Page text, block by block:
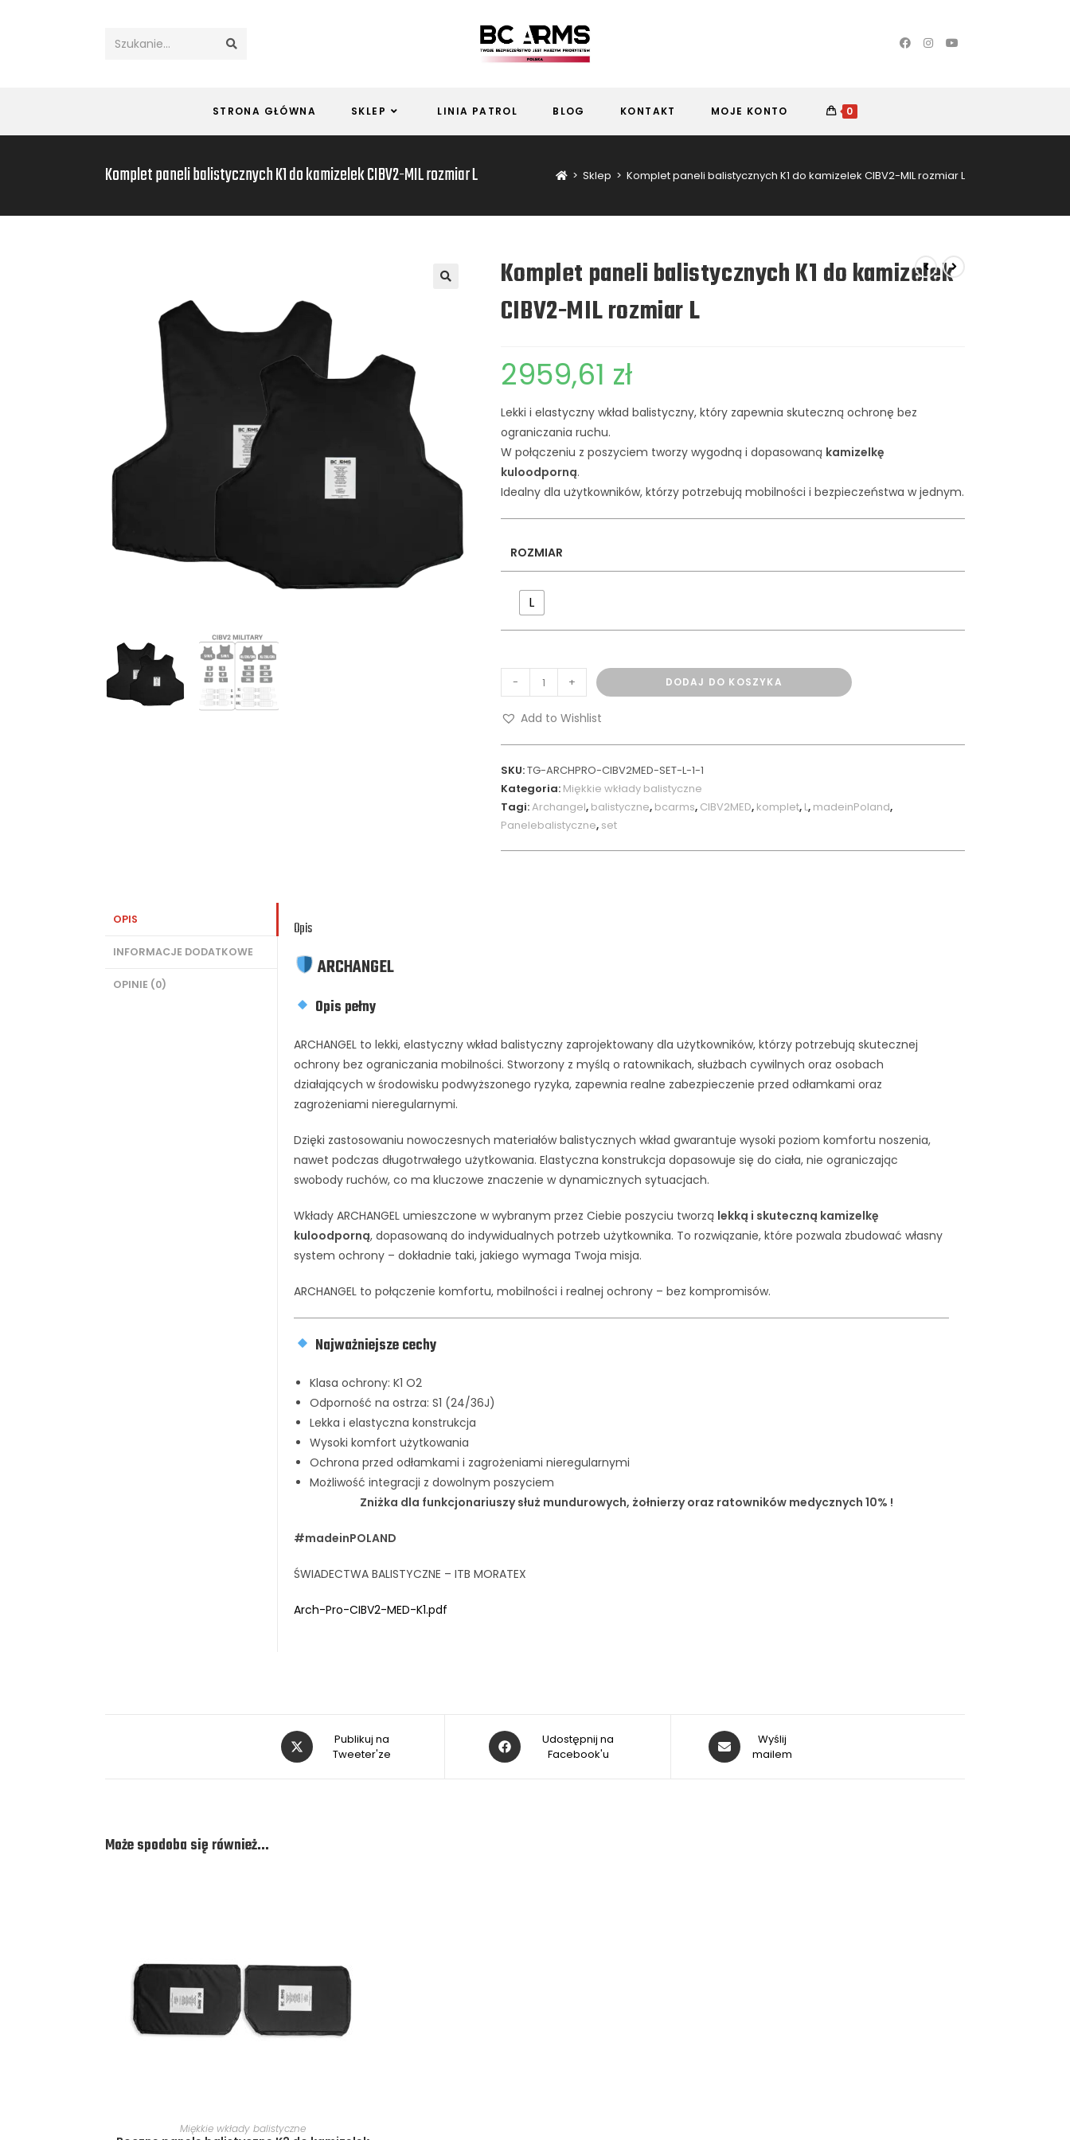
Szukanie...
STRONA GŁÓWNA SKLEP LINIA PATROL BLOG KONTAKT MOJE KONTO 0
Komplet paneli balistycznych K1 do kamizelek CIBV2-MIL rozmiar L > Sklep > Komplet paneli balistycznych K1 do kamizelek CIBV2-MIL rozmiar L
Komplet paneli balistycznych K1 do kamizelek
CIBV2-MIL rozmiar L
2959,61 zł
Lekki i elastyczny wkład balistyczny, który zapewnia skuteczną ochronę bez
ograniczania ruchu.
W połączeniu z poszyciem tworzy wygodną i dopasowaną kamizelkę
kuloodporną.
Idealny dla użytkowników, którzy potrzebują mobilności i bezpieczeństwa w jednym.
ROZMIAR
L
- + DODAJ DO KOSZYKA
Add to Wishlist
SKU:TG-ARCHPRO-CIBV2MED-SET-L-1-1
Kategoria: Miękkie wkłady balistyczne
Tagi:Archangel, balistyczne, bcarms, CIBV2MED, komplet, L, madeinPoland,
Panelebalistyczne, set
OPIS
INFORMACJE DODATKOWE
OPINIE (0)
Opis
ARCHANGEL
Opis pełny
ARCHANGEL to lekki, elastyczny wkład balistyczny zaprojektowany dla użytkowników, którzy potrzebują skutecznej
ochrony bez ograniczania mobilności. Stworzony z myślą o ratownikach, służbach cywilnych oraz osobach
działających w środowisku podwyższonego ryzyka, zapewnia realne zabezpieczenie przed odłamkami oraz
zagrożeniami nieregularnymi.
Dzięki zastosowaniu nowoczesnych materiałów balistycznych wkład gwarantuje wysoki poziom komfortu noszenia,
nawet podczas długotrwałego użytkowania. Elastyczna konstrukcja dopasowuje się do ciała, nie ograniczając
swobody ruchów, co ma kluczowe znaczenie w dynamicznych sytuacjach.
Wkłady ARCHANGEL umieszczone w wybranym przez Ciebie poszyciu tworzą lekką i skuteczną kamizelkę
kuloodporną, dopasowaną do indywidualnych potrzeb użytkownika. To rozwiązanie, które pozwala zbudować własny
system ochrony – dokładnie taki, jakiego wymaga Twoja misja.
ARCHANGEL to połączenie komfortu, mobilności i realnej ochrony – bez kompromisów.
Najważniejsze cechy
Klasa ochrony: K1 O2
Odporność na ostrza: S1 (24/36J)
Lekka i elastyczna konstrukcja
Wysoki komfort użytkowania
Ochrona przed odłamkami i zagrożeniami nieregularnymi
Możliwość integracji z dowolnym poszyciem
Zniżka dla funkcjonariuszy służ mundurowych, żołnierzy oraz ratowników medycznych 10% !
#madeinPOLAND
ŚWIADECTWA BALISTYCZNE – ITB MORATEX
Arch-Pro-CIBV2-MED-K1.pdf
Publikuj na
Tweeter'ze
Udostępnij na
Facebook'u
Wyślij
mailem
Może spodoba się również…
WYBIERZ OPCJE
Miękkie wkłady balistyczne